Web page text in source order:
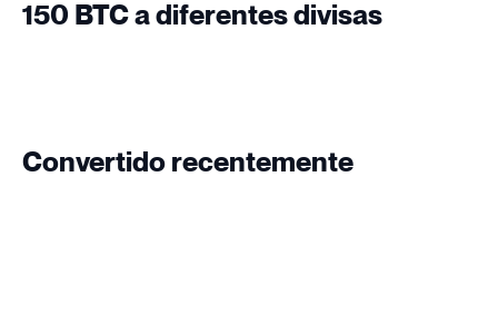
150 BTC a diferentes divisas
Convertido recentemente